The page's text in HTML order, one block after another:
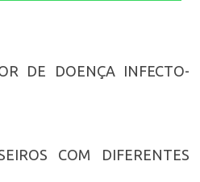
DE DOENÇA INFECTO-
COM DIFERENTES